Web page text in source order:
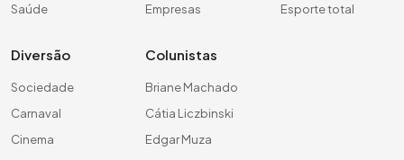
Saúde
Empresas
Esporte total
Diversão
Sociedade
Carnaval
Cinema
Colunistas
Briane Machado
Cátia Liczbinski
Edgar Muza